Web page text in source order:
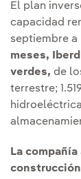
El plan
capacidad
septiembre a
meses,
verdes, de
terrestre;
La
construcción